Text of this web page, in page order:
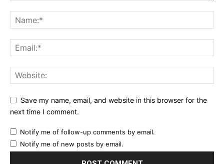
Save my name, email, and website in this browser for the
next time I comment.
Notify me of follow-up comments by email.
Notify me of new posts by email.